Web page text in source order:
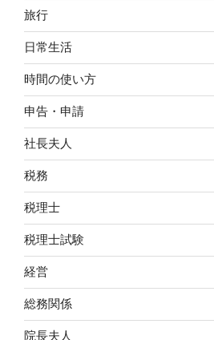
旅行
日常生活
時間の使い方
申告・申請
社長夫人
税務
税理士
税理士試験
経営
総務関係
院長夫人